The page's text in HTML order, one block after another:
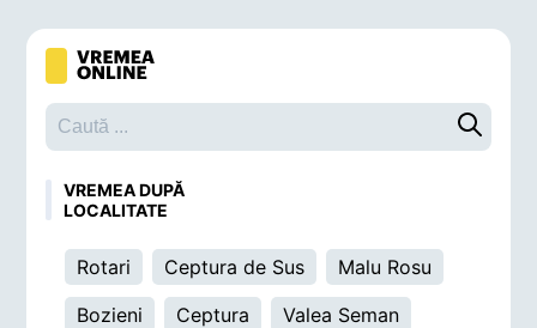
Caută o
VREMEA DUPĂ
LOCALITATE
Rotari Ceptura de Sus
Malu Rosu
Bozieni
Ceptura
Valea Seman